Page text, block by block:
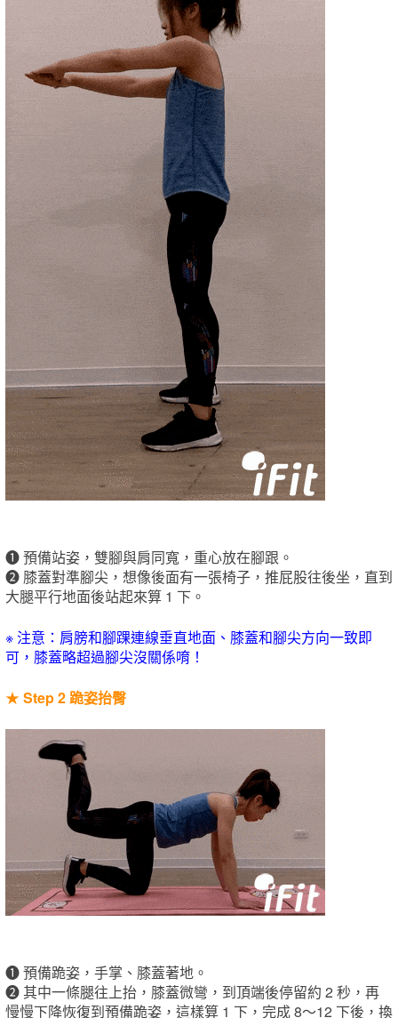
❶預備站姿，雙腳與肩同寬，重心放在腳跟。
❷ 膝蓋對準腳尖，想像後面有一張椅子，推屁股往後坐，直到
大腿平行地面後站起來算 1 下。
※ 注意：肩膀和腳踝連線垂直地面、膝蓋和腳尖方向一致即
可，膝蓋略超過腳尖沒關係唷！
★ Step 2 跪姿抬臀
❶預備跪姿，手掌、膝蓋著地。
❷其中一條腿往上抬，膝蓋微彎，到頂端後停留約 2 秒，再
慢慢下降恢復到預備跪姿，這樣算 1 下，完成 8～12 下後，換